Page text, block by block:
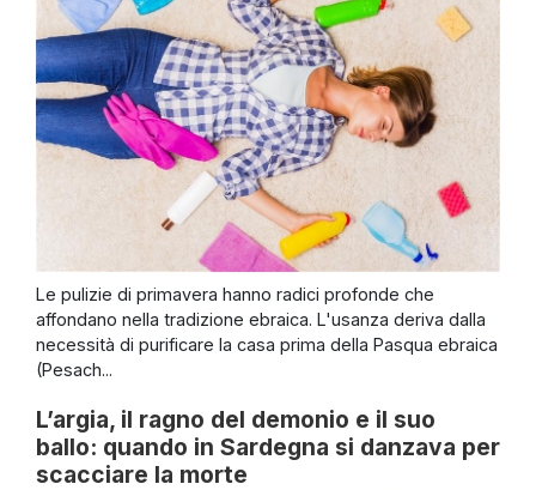
Le pulizie di primavera hanno radici profonde che
affondano nella tradizione ebraica. L'usanza deriva dalla
necessità di purificare la casa prima della Pasqua ebraica
(Pesach...
L’argia, il ragno del demonio e il suo
ballo: quando in Sardegna si danzava per
scacciare la morte